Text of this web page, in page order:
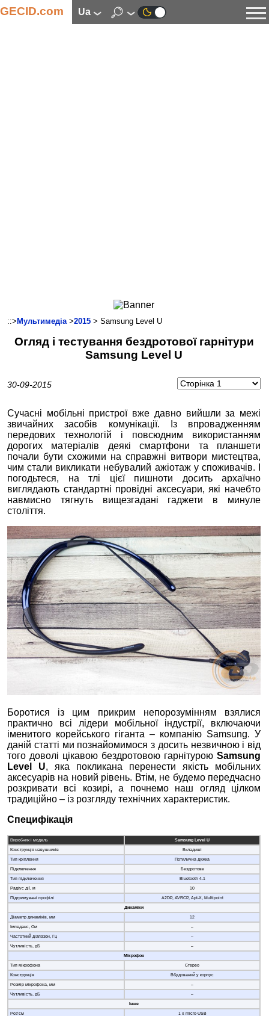
GECID.com ua
Смартфони
Комунікації
Автоелектроніка
::> Мультимедіа>2015 > Samsung Level U
Огляд і тестування бездротової гарнітури
Samsung Level U
30-09-2015
Сучасні мобільні пристрої вже давно вийшли за межі
звичайних засобів комунікації. Із впровадженням
передових технологій і повсюдним використанням
дорогих матеріалів деякі смартфони та планшети
почали бути схожими на справжні витвори мистецтва,
чим стали викликати небувалий ажіотаж у споживачів. І
погодьтеся, на тлі цієї пишноти досить архаїчно
виглядають стандартні провідні аксесуари, які начебто
навмисно тягнуть вищезгадані гаджети в минуле
століття.
Боротися із цим прикрим непорозумінням взялися
практично всі лідери мобільної індустрії, включаючи
іменитого корейського гіганта – компанію Samsung. У
даній статті ми познайомимося з досить незвичною і від
того доволі цікавою бездротовою гарнітуроюSamsung
Level U, яка покликана перенести якість мобільних
аксесуарів на новий рівень. Втім, не будемо передчасно
розкривати всі козирі, а почнемо наш огляд цілком
традиційно – із розгляду технічних характеристик.
Специфікація
Виробник і модель
Samsung Level U
Конструкція навушників
Вкладиші
Тип кріплення
Потилична дужка
Підключення
Бездротове
Тип підключення
Bluetooth 4.1
Радіус дії, м
10
Підтримувані профілі
A2DP, AVRCP, Apt-X, Multipoint
Динаміки
Діаметр динаміків, мм
12
Імпеданс, Ом
–
Частотний діапазон, Гц
–
Чутливість, дБ
–
Мікрофон
Тип мікрофона
Стерео
Конструкція
Вбудований у корпус
Розмір мікрофона, мм
–
Чутливість, дБ
–
Інше
Роз’єм
1 x micro-USB